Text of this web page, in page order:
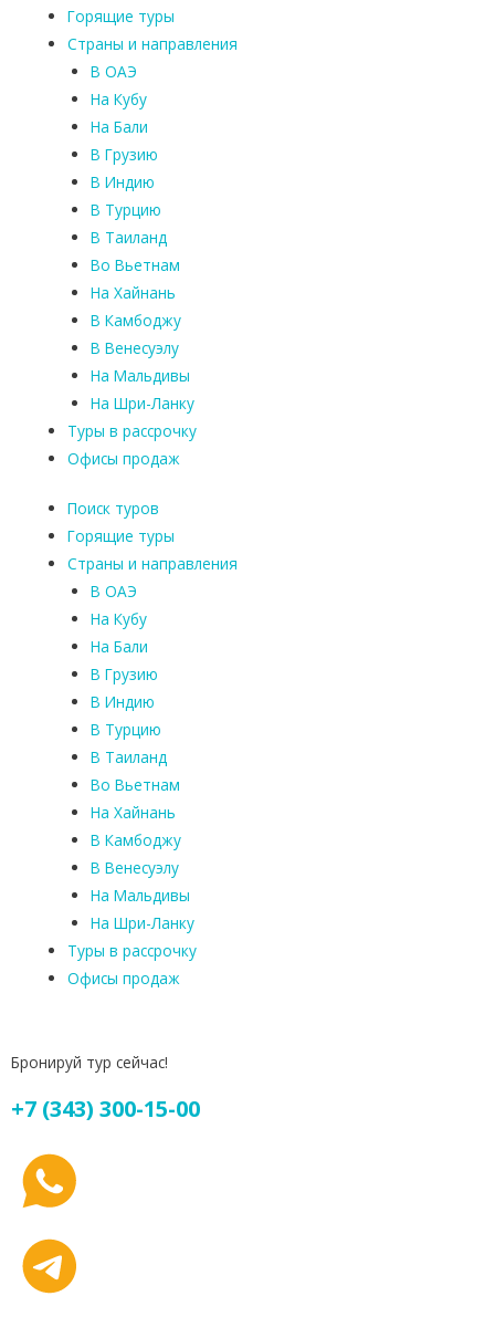
Горящие туры
Страны и направления
В ОАЭ
На Кубу
На Бали
В Грузию
В Индию
В Турцию
В Таиланд
Во Вьетнам
На Хайнань
В Камбоджу
В Венесуэлу
На Мальдивы
На Шри-Ланку
Туры в рассрочку
Офисы продаж
Поиск туров
Горящие туры
Страны и направления
В ОАЭ
На Кубу
На Бали
В Грузию
В Индию
В Турцию
В Таиланд
Во Вьетнам
На Хайнань
В Камбоджу
В Венесуэлу
На Мальдивы
На Шри-Ланку
Туры в рассрочку
Офисы продаж
Бронируй тур сейчас!
+7 (343) 300-15-00